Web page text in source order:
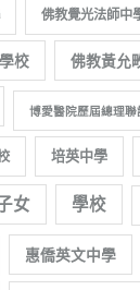
佛教覺光法師中
校 佛教黃允
博愛醫院歷屆總理
培英中學
女 學校
惠僑英文中學